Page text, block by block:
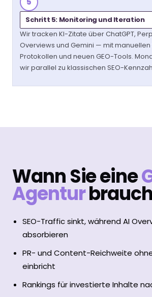
Schritt 5: Monitoring und Iteration
Wir tracken KI-Zitate über ChatGPT,
Overviews und Gemini — mit
Protokollen und neuen GEO-Tools.
wir parallel zu klassischen SEO-
Wann Sie eine
Agentur
SEO-Traffic sinkt, während AI
absorbieren
PR- und Content-Reichweite
einbricht
Rankings für investierte Inhalte